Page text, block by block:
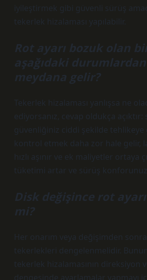
iyileştirmek gibi güvenli sürüş
tekerlek hizalaması yapılabilir.
Rot ayarı bozuk olan
aşağıdaki
meydana gelir?
Tekerlek hizalaması yanlışsa ne
ediyorsanız, cevap oldukça açıktır:
güvenliğiniz ciddi şekilde tehlikeye
kontrol etmek daha zor hale gelir,
hızlı aşınır ve ek maliyetler ortaya
tüketimi artar ve sürüş konforunuz
Disk değişince rot
mi?
Her onarım veya değişimden sonra
tekerlekleri dengelenmelidir. Bunun
tekerlek hizalamasının direksiyon
dengesinde ayarlamalar yapmayı